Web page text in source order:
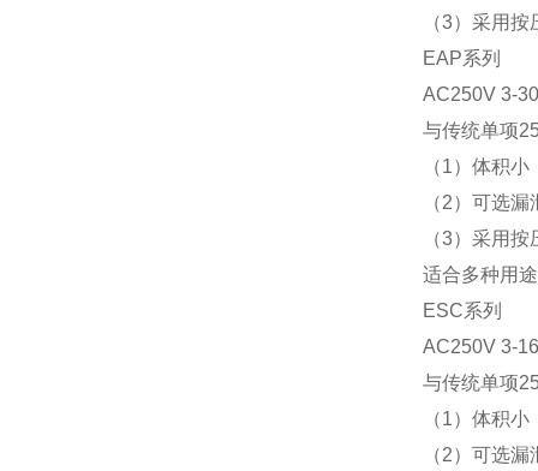
（3）采用
EAP系列
AC250V 3-
与传统单项
（1）体积小
（2）可选
（3）采用
适合多种用
ESC系列
AC250V 3-
与传统单项
（1）体积小
（2）可选漏